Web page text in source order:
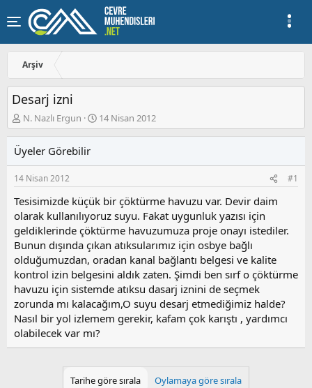
Arşiv
Desarj izni
K
o
u
y
u
a
ş
l
a
t
a
n
N. Nazlı Ergun
B
a
a
ı
ç
t
a
r
i
h
i
14 Nisan 2012
Üyeler Görebilir
14 Nisan 2012 #1
Tesisimizde küçük bir çöktürme havuzu var. Devir daim
olarak kullanılıyoruz suyu. Fakat uygunluk yazısı için
geldiklerinde çöktürme havuzumuza proje onayı istediler.
Bunun dışında çıkan atıksularımız için osbye bağlı
olduğumuzdan, oradan kanal bağlantı belgesi ve kalite
kontrol izin belgesini aldık zaten. Şimdi ben sırf o çöktürme
havuzu için sistemde atıksu dasarj iznini de seçmek
zorunda mı kalacağım,O suyu desarj etmediğimiz halde?
Nasıl bir yol izlemem gerekir, kafam çok karıştı , yardımcı
olabilecek var mı?
Tarihe göre sırala Oylamaya göre sırala